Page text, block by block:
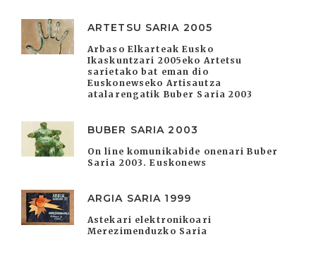
ARTETSU SARIA 2005
Arbaso Elkarteak Eusko
Ikaskuntzari 2005eko Artetsu
sarietako bat eman dio
Euskonewseko Artisautza
atalarengatik Buber Saria 2003
BUBER SARIA 2003
On line komunikabide onenari Buber
Saria 2003. Euskonews
ARGIA SARIA 1999
Astekari elektronikoari
Merezimenduzko Saria